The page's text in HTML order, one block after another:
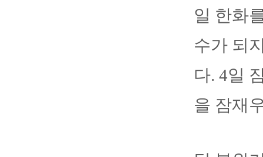
일 한화
수가 되
다. 4일
을 잠재